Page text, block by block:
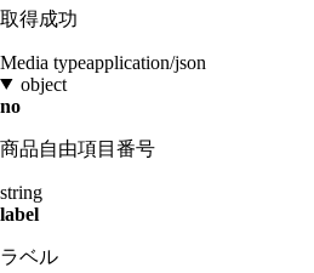
取得成功
Media typeapplication/json
object
no
商品自由項目番号
string
label
ラベル